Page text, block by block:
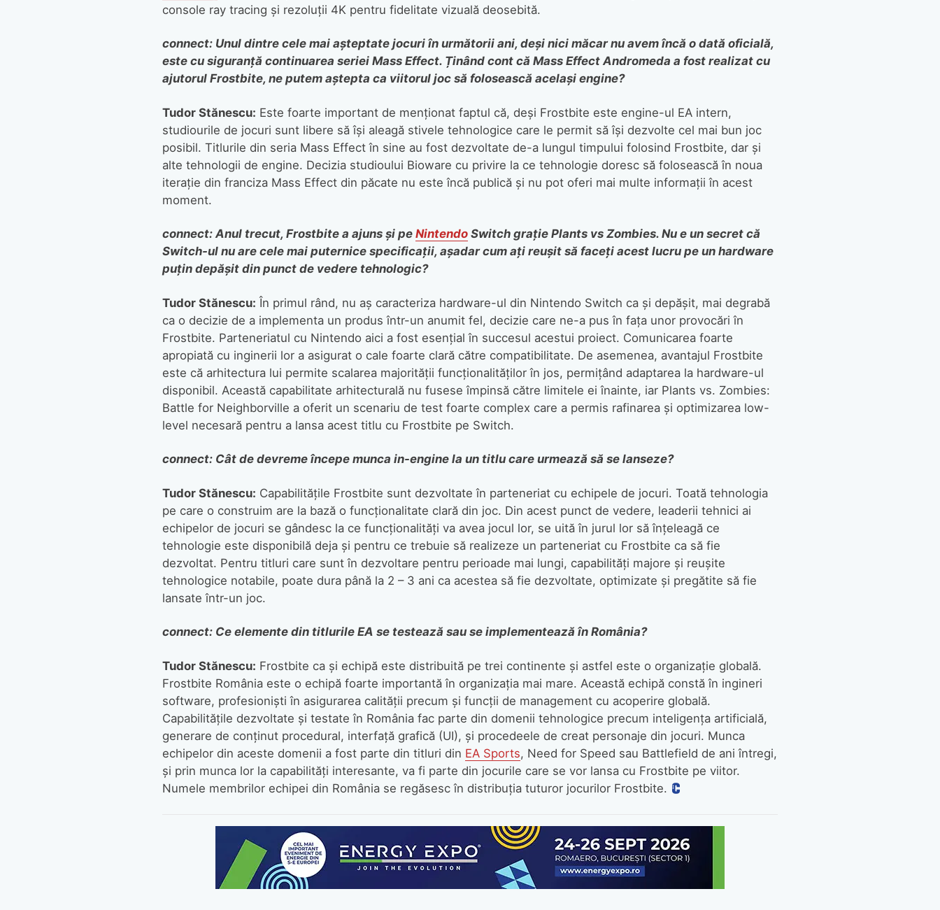
console ray tracing și rezoluții 4K pentru fidelitate vizuală deosebită.
connect: Unul dintre cele mai așteptate jocuri în următorii ani, deși nici măcar nu avem încă o dată oficială,
este cu siguranță continuarea seriei Mass Effect. Ținând cont că Mass Effect Andromeda a fost realizat cu
ajutorul Frostbite, ne putem aștepta ca viitorul joc să folosească același engine?
Tudor Stănescu: Este foarte important de menționat faptul că, deși Frostbite este engine-ul EA intern,
studiourile de jocuri sunt libere să își aleagă stivele tehnologice care le permit să își dezvolte cel mai bun joc
posibil. Titlurile din seria Mass Effect în sine au fost dezvoltate de-a lungul timpului folosind Frostbite, dar și
alte tehnologii de engine. Decizia studioului Bioware cu privire la ce tehnologie doresc să folosească în noua
iterație din franciza Mass Effect din păcate nu este încă publică și nu pot oferi mai multe informații în acest
moment.
connect: Anul trecut, Frostbite a ajuns și pe Nintendo Switch grație Plants vs Zombies. Nu e un secret că
Switch-ul nu are cele mai puternice specificații, așadar cum ați reușit să faceți acest lucru pe un hardware
puțin depășit din punct de vedere tehnologic?
Tudor Stănescu: În primul rând, nu aș caracteriza hardware-ul din Nintendo Switch ca și depășit, mai degrabă
ca o decizie de a implementa un produs într-un anumit fel, decizie care ne-a pus în fața unor provocări în
Frostbite. Parteneriatul cu Nintendo aici a fost esențial în succesul acestui proiect. Comunicarea foarte
apropiată cu inginerii lor a asigurat o cale foarte clară către compatibilitate. De asemenea, avantajul Frostbite
este că arhitectura lui permite scalarea majorității funcționalităților în jos, permițând adaptarea la hardware-ul
disponibil. Această capabilitate arhitecturală nu fusese împinsă către limitele ei înainte, iar Plants vs. Zombies:
Battle for Neighborville a oferit un scenariu de test foarte complex care a permis rafinarea și optimizarea low-
level necesară pentru a lansa acest titlu cu Frostbite pe Switch.
connect: Cât de devreme începe munca in-engine la un titlu care urmează să se lanseze?
Tudor Stănescu: Capabilitățile Frostbite sunt dezvoltate în parteneriat cu echipele de jocuri. Toată tehnologia
pe care o construim are la bază o funcționalitate clară din joc. Din acest punct de vedere, leaderii tehnici ai
echipelor de jocuri se gândesc la ce funcționalități va avea jocul lor, se uită în jurul lor să înțeleagă ce
tehnologie este disponibilă deja și pentru ce trebuie să realizeze un parteneriat cu Frostbite ca să fie
dezvoltat. Pentru titluri care sunt în dezvoltare pentru perioade mai lungi, capabilități majore și reușite
tehnologice notabile, poate dura până la 2 – 3 ani ca acestea să fie dezvoltate, optimizate și pregătite să fie
lansate într-un joc.
connect: Ce elemente din titlurile EA se testează sau se implementează în România?
Tudor Stănescu: Frostbite ca și echipă este distribuită pe trei continente și astfel este o organizație globală.
Frostbite România este o echipă foarte importantă în organizația mai mare. Această echipă constă în ingineri
software, profesioniști în asigurarea calității precum și funcții de management cu acoperire globală.
Capabilitățile dezvoltate și testate în România fac parte din domenii tehnologice precum inteligența artificială,
generare de conținut procedural, interfață grafică (UI), și procedeele de creat personaje din jocuri. Munca
echipelor din aceste domenii a fost parte din titluri din EA Sports, Need for Speed sau Battlefield de ani întregi,
și prin munca lor la capabilități interesante, va fi parte din jocurile care se vor lansa cu Frostbite pe viitor.
Numele membrilor echipei din România se regăsesc în distribuția tuturor jocurilor Frostbite.